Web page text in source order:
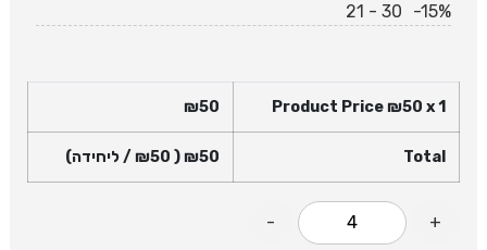
21 - 30
-15%
Product Price ₪50 x 1
₪50
Total
₪50
( ₪
50 / ליחידה)
- +